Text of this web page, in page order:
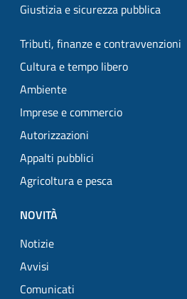
Giustizia e sicurezza pubblica
Tributi, finanze e contravvenzioni
Cultura e tempo libero
Ambiente
Imprese e commercio
Autorizzazioni
Appalti pubblici
Agricoltura e pesca
NOVITÀ
Notizie
Avvisi
Comunicati